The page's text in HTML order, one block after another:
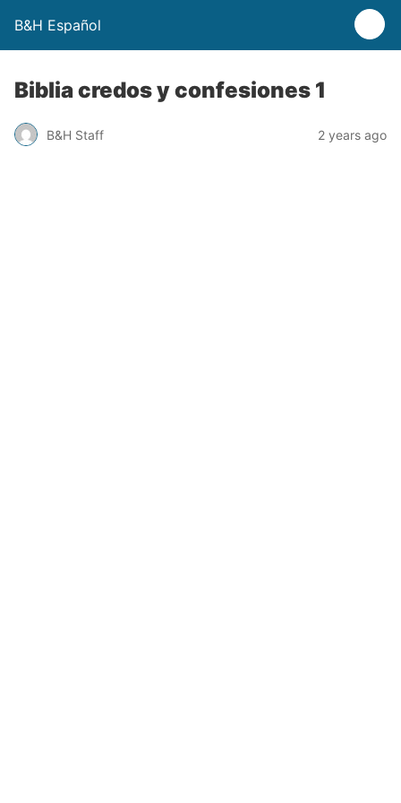
B&H Español
Biblia credos y confesiones 1
B&H Staff 2 years ago